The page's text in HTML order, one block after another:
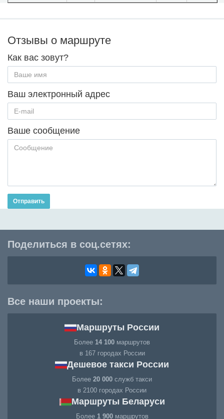
Отзывы о маршруте
Как вас зовут?
Ваш электронный адрес
Ваше сообщение
Отправить
Поделиться в соц.сетях:
Все наши проекты:
Маршруты России
Более 14 100 маршрутов
в 167 городах России
Дешевое такси России
Более 20 000 служб такси
в 2100 городах России
Маршруты Беларуси
Более 1 900маршрутов